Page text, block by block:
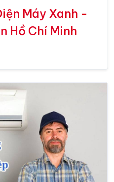
Máy Xanh -
Hồ Chí Minh